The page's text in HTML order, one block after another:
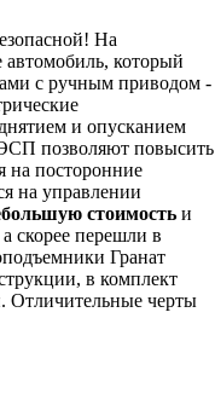
На
автомобиль, который
с ручным приводом -
и опусканием
позволяют повысить
на посторонние
на управлении
стоимость и
скорее перешли в
Гранат
в комплект
Отличительные черты